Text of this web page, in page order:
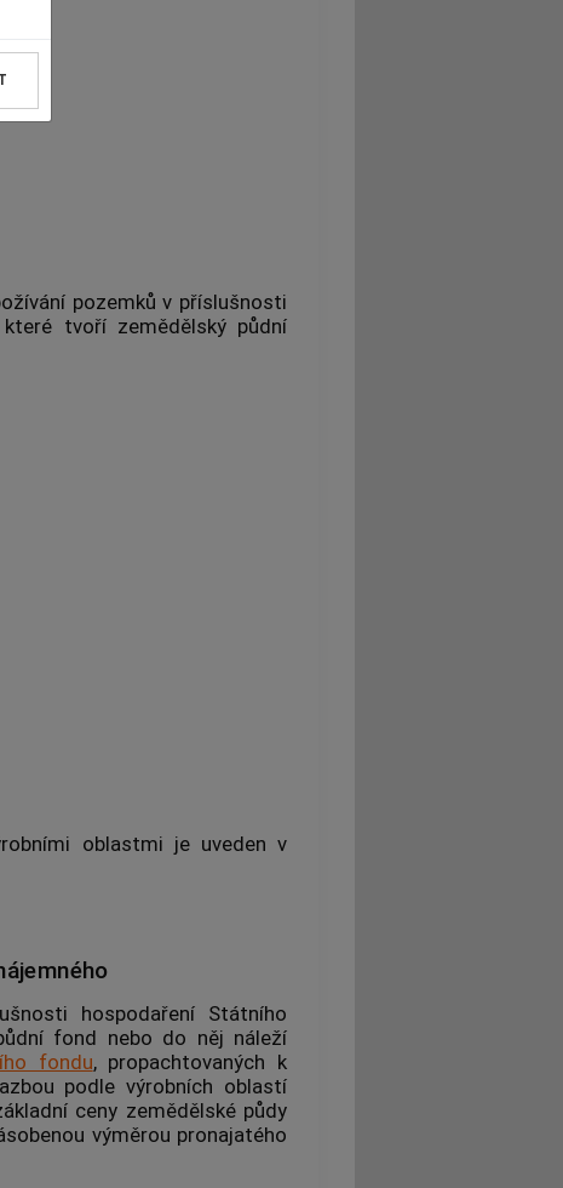
pozemků v příslušnosti
které tvoří zemědělský půdní
oblastmi je uveden v
hospodaření Státního
fond nebo do něj náleží
fondu, propachtovaných k
podlevýrobních oblastí
ceny zemědělské půdy
výměrou pronajatého